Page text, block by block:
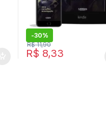
-30%
R$ 8,33
R$11,90